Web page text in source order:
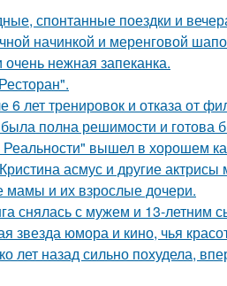
спонтанные поездки и
начинкой и меренговой
нежная запеканка.
6 лет тренировок и отказа от
полна решимости и готова
вышел в хорошем
асмус и другие актрисы
мамы и их взрослые дочери.
снялась с мужем и 13-летним
звезда юмора и кино, чья
лет назад сильно похудела,